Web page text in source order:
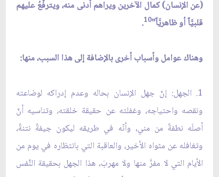
(عن الإنسان) كمال الآخرين ويراهم أدنى منه، ويترفَّعُ عليهم
قلبيَّاً أو ظاهريَّاً"10
.
وهناك عوامل وأسباب أخرى بالإضافة إلى هذا السبب، منها:
1. الجهل: إنّ جهل الإنسان بحاله وعدم إدراكه لوضاعته
ونقصه واحتياجه، وغفلته عن حقيقة خلقته، وتناسيه أنّ
أصلَه نطفةٌ من مني، وأنّه في طريقه ليكون جيفةً نتنةً،
وتغافله عن مثواه الأخير، والعاقبة التي بانتظاره في يوم من
الأيام التي لا مفرَّ منها ولا مهربَ، هذا الجهل بحقيقة النَّفس